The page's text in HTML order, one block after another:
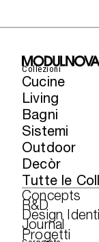
Collezioni
Cucine
Living
Bagni
Sistemi
Outdoor
Decòr
Tutte le
Concepts
R&D
Design
Journal
Progetti